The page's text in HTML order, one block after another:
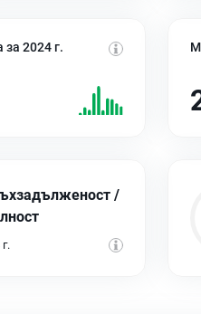
2024 г.
/